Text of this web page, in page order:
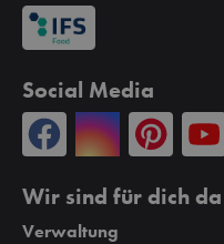
Social Media
Wir sind für dich da
Verwaltung